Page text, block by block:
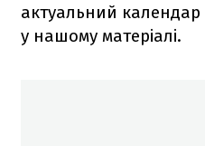
актуальний
у нашому матеріалі.